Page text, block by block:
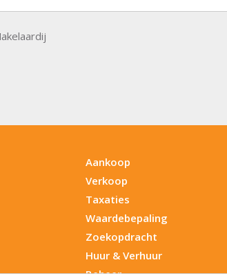
Aankoop
Verkoop
Taxaties
Waardebepaling
Zoekopdracht
Huur & Verhuur